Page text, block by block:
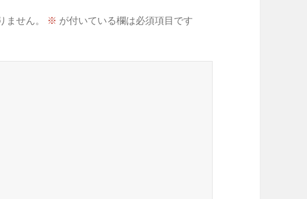
せん。 ※ が付いている欄は必須項目です